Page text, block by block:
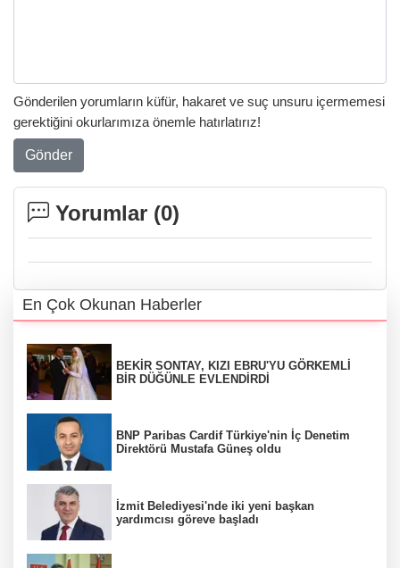
Gönderilen yorumların küfür, hakaret ve suç unsuru içermemesi
gerektiğini okurlarımıza önemle hatırlatırız!
Gönder
Yorumlar (0)
En Çok Okunan Haberler
BEKİR SONTAY, KIZI EBRU'YU GÖRKEMLİ
BİR DÜĞÜNLE EVLENDİRDİ
BNP Paribas Cardif Türkiye'nin İç Denetim
Direktörü Mustafa Güneş oldu
İzmit Belediyesi'nde iki yeni başkan
yardımcısı göreve başladı